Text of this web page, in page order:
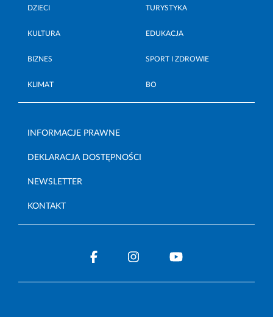
DZIECI TURYSTYKA
KULTURA EDUKACJA
BIZNES SPORT I ZDROWIE
KLIMAT BO
INFORMACJE PRAWNE
DEKLARACJA DOSTĘPNOŚCI
NEWSLETTER
KONTAKT